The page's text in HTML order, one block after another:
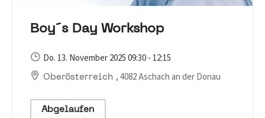
Boy´s Day Workshop
Do. 13. November 2025 09:30 - 12:15
Oberösterreich , 4082 Aschach an der Donau
Abgelaufen